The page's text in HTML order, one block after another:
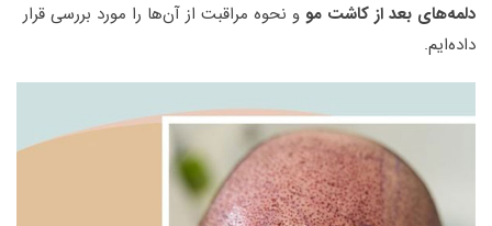
دلمه‌های بعد از کاشت مو و نحوه مراقبت از آن‌ها را مورد بررسی قرار
داده‌ایم.